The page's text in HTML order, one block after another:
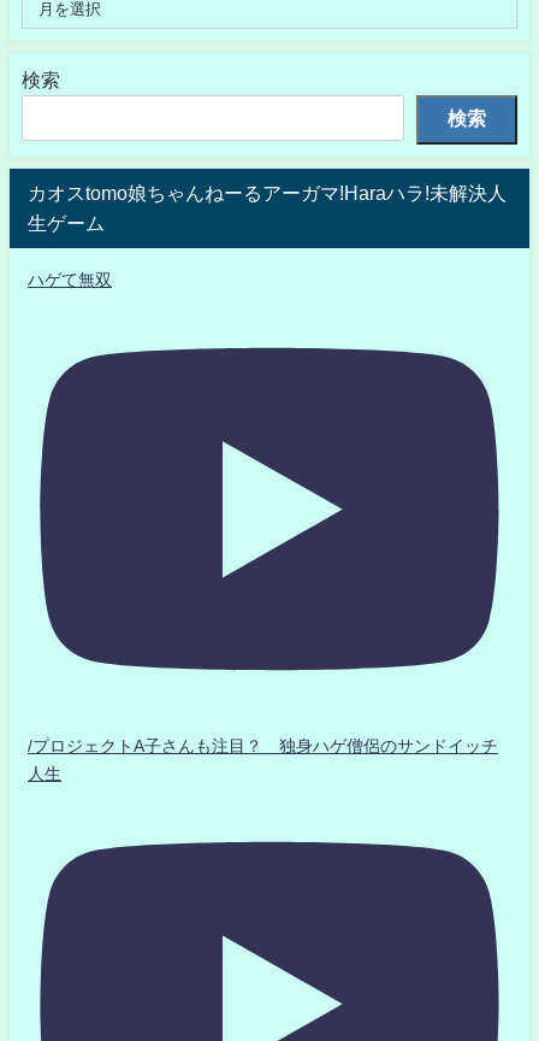
検索
検索
カオスtomo娘ちゃんねーるアーガマ!Haraハラ!未解決人
生ゲーム
ハゲて無双
/プロジェクトA子さんも注目？ 独身ハゲ僧侶のサンドイッチ
人生